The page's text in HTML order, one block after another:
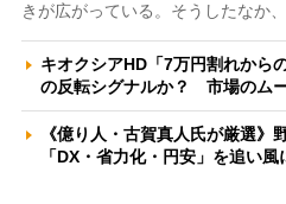
きが広がっている。そうしたなか
キオクシアHD「7万円割れから
の反転シグナルか？ 市場のム
《億り人・古賀真人氏が厳選》
「DX・省力化・円安」を追い